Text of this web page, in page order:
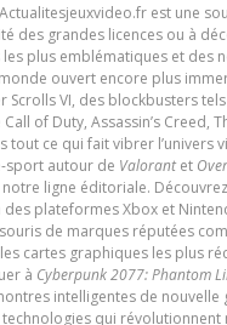
est une
des grandes licences ou à
plus emblématiques et des
ouvert encore plus
Scrolls VI, des blockbusters
of Duty, Assassin’s
tout ce qui fait vibrer l’univers
sport autour de Valorantet
ligne éditoriale.
des plateformes Xbox et
de marques réputées
cartes graphiques les plus
à Cyberpunk 2077: Phantom
intelligentes de
qui